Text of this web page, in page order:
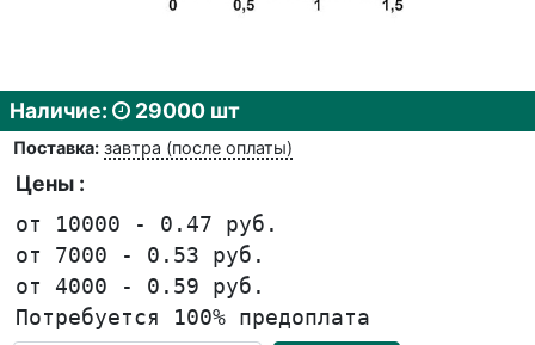
Наличие: 29000 шт
Поставка: завтра (после оплаты)
Цены :
от 10000 - 0.47 руб.
от 7000 - 0.53 руб.
от 4000 - 0.59 руб.
Потребуется 100% предоплата